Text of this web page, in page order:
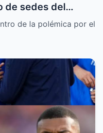
de sedes del
de la polémica por el